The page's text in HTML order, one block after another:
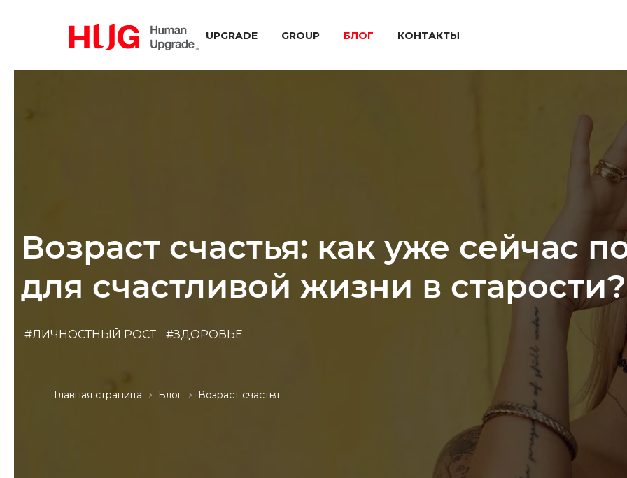
UPGRADE GROUP БЛОГ КОНТАКТЫ
Главная страница Блог Возраст счастья
Возраст счастья: как уже сейчас
для счастливой жизни в старости?
#ЛИЧНОСТНЫЙ РОСТ #ЗДОРОВЬЕ